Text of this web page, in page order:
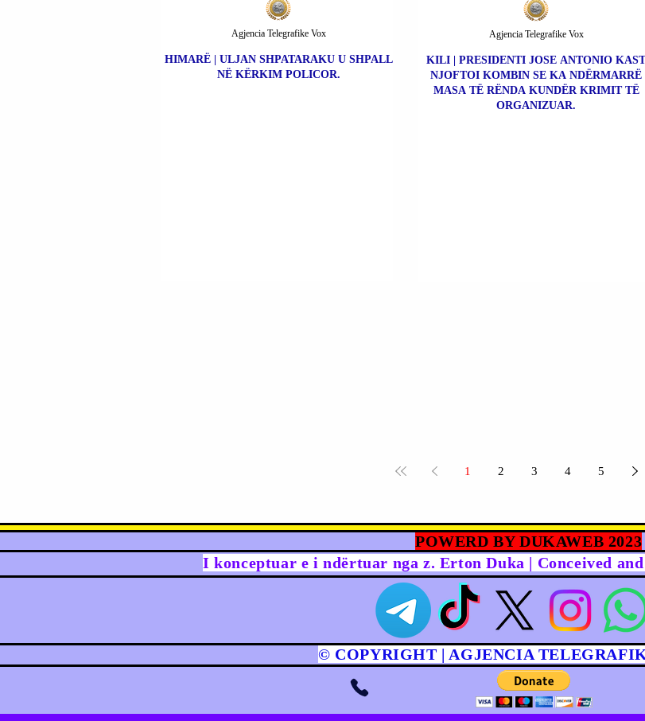
HIMARË | ULJAN SHPATARAKU U SHPALL
NË KËRKIM POLICOR.
Agjencia Telegrafike Vox
KILI | PRESIDENTI JOSE ANTONIO KAST
NJOFTOI KOMBIN SE KA NDËRMARRË
MASA TË RËNDA KUNDËR KRIMIT TË
ORGANIZUAR.
Agjencia Telegrafike Vox
1 2 3 4 5
POWERD BY DUKAWEB 2023
I konceptuar e i ndërtuar nga z. Erton Duka | Conceived
© COPYRIGHT | AGJENCIA